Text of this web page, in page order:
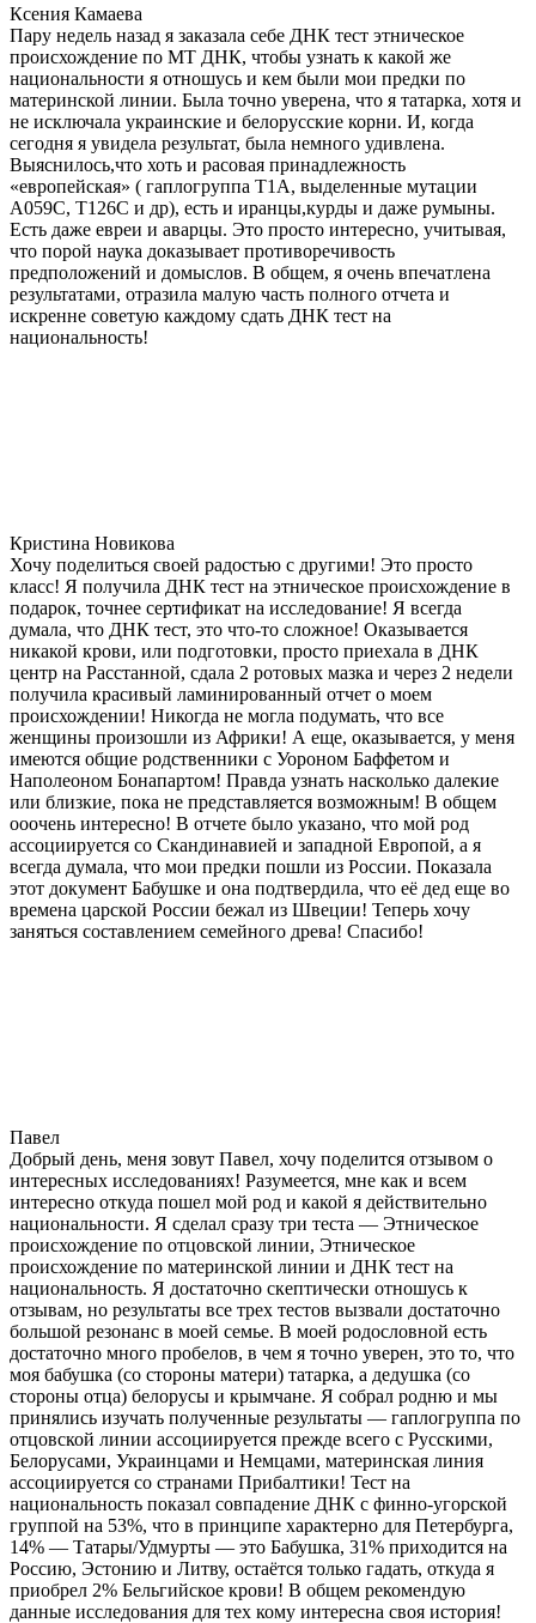
Ксения Камаева
Пару недель назад я заказала себе ДНК тест этническое
происхождение по МТ ДНК, чтобы узнать к какой же
национальности я отношусь и кем были мои предки по
материнской линии. Была точно уверена, что я татарка, хотя и
не исключала украинские и белорусские корни. И, когда
сегодня я увидела результат, была немного удивлена.
Выяснилось,что хоть и расовая принадлежность
«европейская» ( гаплогруппа T1A, выделенные мутации
A059C, T126C и др), есть и иранцы,курды и даже румыны.
Есть даже евреи и аварцы. Это просто интересно, учитывая,
что порой наука доказывает противоречивость
предположений и домыслов. В общем, я очень впечатлена
результатами, отразила малую часть полного отчета и
искренне советую каждому сдать ДНК тест на
национальность!
Кристина Новикова
Хочу поделиться своей радостью с другими! Это просто
класс! Я получила ДНК тест на этническое происхождение в
подарок, точнее сертификат на исследование! Я всегда
думала, что ДНК тест, это что-то сложное! Оказывается
никакой крови, или подготовки, просто приехала в ДНК
центр на Расстанной, сдала 2 ротовых мазка и через 2 недели
получила красивый ламинированный отчет о моем
происхождении! Никогда не могла подумать, что все
женщины произошли из Африки! А еще, оказывается, у меня
имеются общие родственники с Уороном Баффетом и
Наполеоном Бонапартом! Правда узнать насколько далекие
или близкие, пока не представляется возможным! В общем
ооочень интересно! В отчете было указано, что мой род
ассоциируется со Скандинавией и западной Европой, а я
всегда думала, что мои предки пошли из России. Показала
этот документ Бабушке и она подтвердила, что её дед еще во
времена царской России бежал из Швеции! Теперь хочу
заняться составлением семейного древа! Спасибо!
Павел
Добрый день, меня зовут Павел, хочу поделится отзывом о
интересных исследованиях! Разумеется, мне как и всем
интересно откуда пошел мой род и какой я действительно
национальности. Я сделал сразу три теста — Этническое
происхождение по отцовской линии, Этническое
происхождение по материнской линии и ДНК тест на
национальность. Я достаточно скептически отношусь к
отзывам, но результаты все трех тестов вызвали достаточно
большой резонанс в моей семье. В моей родословной есть
достаточно много пробелов, в чем я точно уверен, это то, что
моя бабушка (со стороны матери) татарка, а дедушка (со
стороны отца) белорусы и крымчане. Я собрал родню и мы
принялись изучать полученные результаты — гаплогруппа по
отцовской линии ассоциируется прежде всего с Русскими,
Белорусами, Украинцами и Немцами, материнская линия
ассоциируется со странами Прибалтики! Тест на
национальность показал совпадение ДНК с финно-угорской
группой на 53%, что в принципе характерно для Петербурга,
14% — Татары/Удмурты — это Бабушка, 31% приходится на
Россию, Эстонию и Литву, остаётся только гадать, откуда я
приобрел 2% Бельгийское крови! В общем рекомендую
данные исследования для тех кому интересна своя история!